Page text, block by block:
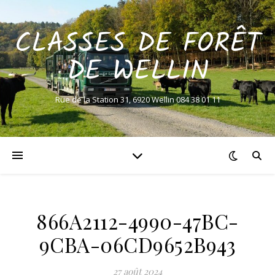
CLASSES DE FORÊT
DE WELLIN
Rue de la Station 31, 6920 Wellin 084 38 01 11
866A2112-4990-47BC-
9CBA-06CD9652B943
27 août 2024